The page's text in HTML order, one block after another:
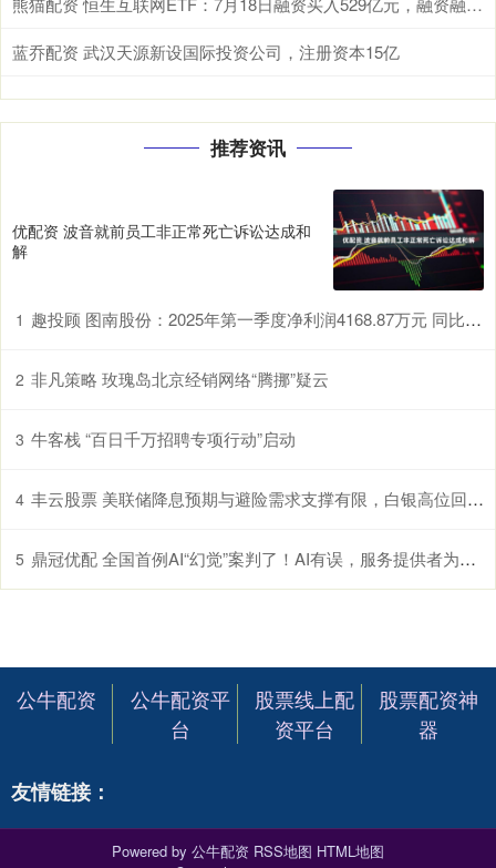
蓝乔配资 武汉天源新设国际投资公司，注册资本15亿
推荐资讯
优配资 波音就前员工非正常死亡诉讼达成和
解
1 趣投顾 图南股份：2025年第一季度净利润4168.87万元 同比暴跌54.09%
2 非凡策略 玫瑰岛北京经销网络“腾挪”疑云
3 牛客栈 “百日千万招聘专项行动”启动
4 丰云股票 美联储降息预期与避险需求支撑有限，白银高位回落至53.65美元
5 鼎冠优配 全国首例AI“幻觉”案判了！AI有误，服务提供者为何不担责？
公牛配资
公牛配资平
台
股票线上配
资平台
股票配资神
器
友情链接：
Powered by 公牛配资 RSS地图 HTML地图